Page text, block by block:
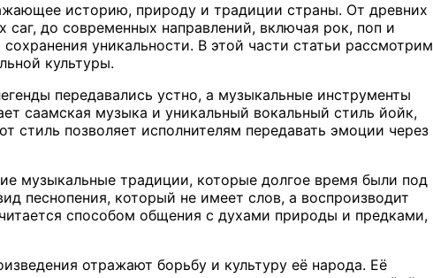
историю, природу и традиции страны. От древних
до современных направлений, включая рок, поп и
уникальности. В этой части статьи рассмотрим
культуры.
передавались устно, а музыкальные инструменты
саамская музыка и уникальный вокальный стиль йойк,
стиль позволяет исполнителям передавать эмоции через
музыкальные традиции, которые долгое время были под
песнопения, который не имеет слов, а воспроизводит
способом общения с духами природы и предками,
отражают борьбу и культуру её народа. Её